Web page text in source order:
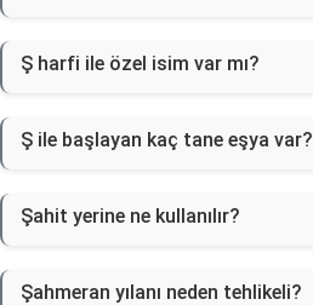
Ş harfi ile özel isim var mı?
Ş ile başlayan kaç tane eşya var?
Şahit yerine ne kullanılır?
Şahmeran yılanı neden tehlikeli?